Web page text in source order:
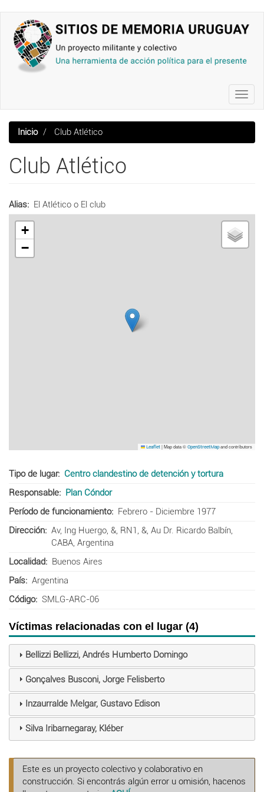
contenido
principal
Inicio Club Atlético
Club Atlético
Alias El Atlético o El club
+
−
Leaflet |Map data © OpenStreetMapand contributors
Tipo de lugar
Centro clandestino de detención y tortura
Responsable
Plan Cóndor
Período de funcionamiento
Febrero - Diciembre 1977
Dirección
Av, Ing Huergo, &, RN1, &, Au Dr. Ricardo Balbín,
CABA, Argentina
Localidad
Buenos Aires
País
Argentina
Código
SMLG-ARC-06
Víctimas relacionadas con el lugar (4)
Bellizzi Bellizzi, Andrés Humberto Domingo
Gonçalves Busconi, Jorge Felisberto
Inzaurralde Melgar, Gustavo Edison
Silva Iribarnegaray, Kléber
Este es un proyecto colectivo y colaborativo en
construcción. Si encontrás algún error u omisión, hacenos